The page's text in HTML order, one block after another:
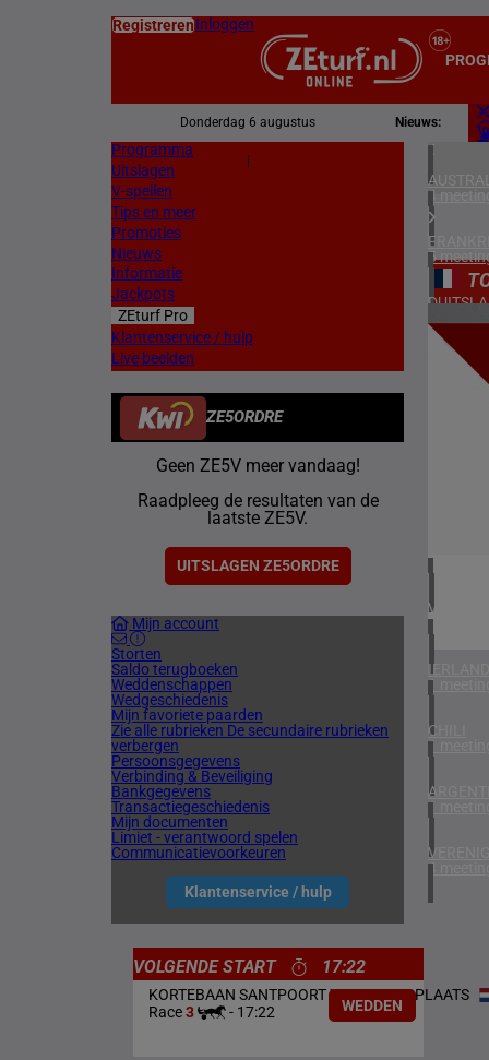
RegistrerenInloggen
Donderdag 6 augustus Nieuws:
Programma
Uitslagen
V-spellen
Tips en meer
Promoties
Nieuws
Informatie
Jackpots
ZEturf Pro
Klantenservice / hulp
Live beelden
ZE5ORDRE
Geen ZE5V meer vandaag!
Raadpleeg de resultaten van de
laatste ZE5V.
UITSLAGEN ZE5ORDRE
Mijn account
Storten
Saldo terugboeken
Weddenschappen
Wedgeschiedenis
Mijn favoriete paarden
Zie alle rubrieken De secundaire rubrieken
verbergen
Persoonsgegevens
Verbinding & Beveiliging
Bankgegevens
Transactiegeschiedenis
Mijn documenten
Limiet - verantwoord spelen
Communicatievoorkeuren
Klantenservice / hulp
4
5
ZWEDEN
3
1
5
IERLAND
1
CHILI
1
1
4
3
17/04/
VOLGENDE START 17:22
KORTEBAAN SANTPOORT WINNEND & PLAATS
Race3 - 17:22 WEDDEN